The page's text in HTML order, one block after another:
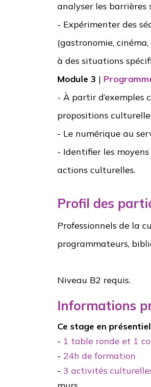
analyser les barrières
- Expérimenter des
(gastronomie,
à des situations
Module 3 |
- À partir d’exemples
propositions
- Le numérique au
- Identifier les
actions culturelles.
Profil des
Professionnels de la
programmateurs,
Niveau B2 requis.
Informations
Ce stage en
- 1 table ronde et 1
- 24h de formation
- 3 activités